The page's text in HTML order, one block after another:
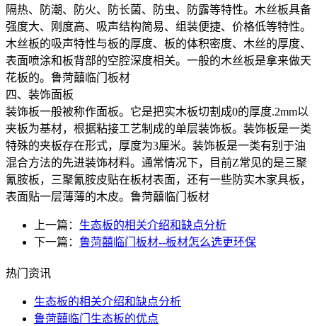
隔热、防潮、防火、防长菌、防虫、防露等特性。木丝板具备
强度大、刚度高、吸声结构简易、组装便捷、价格低等特性。
木丝板的吸声特性与板的厚度、板的体积密度、木丝的厚度、
表面喷涂和板背部的空腔深度相关。一般的木丝板是拿来做天
花板的。鲁菏囍临门板材
四、装饰面板
装饰板一般被称作面板。它是把实木板切割成0的厚度.2mm以
夹板为基材，根据粘接工艺制成的单层装饰板。装饰板是一类
特殊的夹板存在形式，厚度为3厘米。装饰板是一类有别于油
混合方法的先进装饰材料。通常情况下，目前Z常见的是三聚
氰胺板，三聚氰胺皮贴在板材表面，还有一些防实木家具板，
表面贴一层薄薄的木皮。鲁菏囍临门板材
上一篇： ​生态板的相关介绍和缺点分析
下一篇： 鲁菏囍临门板材--板材怎么选更环保
热门资讯
​生态板的相关介绍和缺点分析
鲁菏囍临门生态板的优点